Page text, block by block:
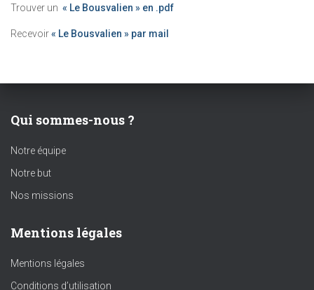
Trouver un « Le Bousvalien » en .pdf
Recevoir« Le Bousvalien » par mail
Qui sommes-nous ?
Notre équipe
Notre but
Nos missions
Mentions légales
Mentions légales
Conditions d’utilisation